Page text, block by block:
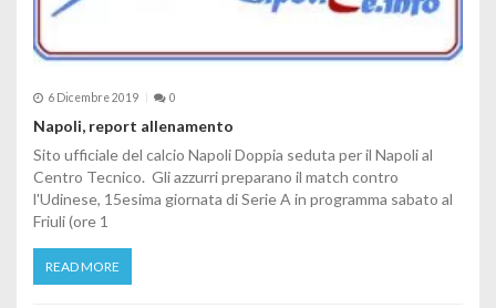
6 Dicembre 2019 0
Napoli, report allenamento
Sito ufficiale del calcio Napoli Doppia seduta per il Napoli al
Centro Tecnico. Gli azzurri preparano il match contro
l'Udinese, 15esima giornata di Serie A in programma sabato al
Friuli (ore 1
READ MORE